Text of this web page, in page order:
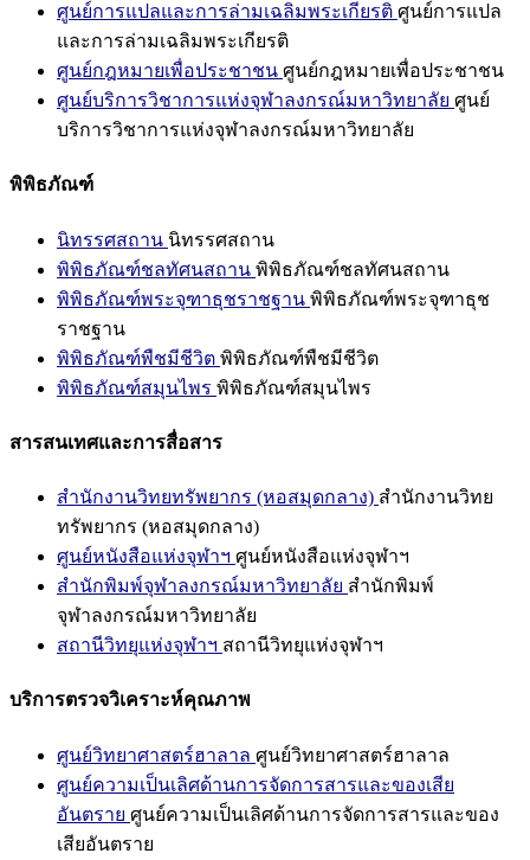
ศูนย์การแปลและการล่ามเฉลิมพระเกียรติ ศูนย์การแปล
และการล่ามเฉลิมพระเกียรติ
ศูนย์กฎหมายเพื่อประชาชน ศูนย์กฎหมายเพื่อประชาชน
ศูนย์บริการวิชาการแห่งจุฬาลงกรณ์มหาวิทยาลัย ศูนย์
บริการวิชาการแห่งจุฬาลงกรณ์มหาวิทยาลัย
พิพิธภัณฑ์
นิทรรศสถาน นิทรรศสถาน
พิพิธภัณฑ์ชลทัศนสถาน พิพิธภัณฑ์ชลทัศนสถาน
พิพิธภัณฑ์พระจุฑาธุชราชฐาน พิพิธภัณฑ์พระจุฑาธุช
ราชฐาน
พิพิธภัณฑ์พืชมีชีวิต พิพิธภัณฑ์พืชมีชีวิต
พิพิธภัณฑ์สมุนไพร พิพิธภัณฑ์สมุนไพร
สารสนเทศและการสื่อสาร
สำนักงานวิทยทรัพยากร (หอสมุดกลาง) สำนักงานวิทย
ทรัพยากร (หอสมุดกลาง)
ศูนย์หนังสือแห่งจุฬาฯ ศูนย์หนังสือแห่งจุฬาฯ
สำนักพิมพ์จุฬาลงกรณ์มหาวิทยาลัย สำนักพิมพ์
จุฬาลงกรณ์มหาวิทยาลัย
สถานีวิทยุแห่งจุฬาฯ สถานีวิทยุแห่งจุฬาฯ
บริการตรวจวิเคราะห์คุณภาพ
ศูนย์วิทยาศาสตร์ฮาลาล ศูนย์วิทยาศาสตร์ฮาลาล
ศูนย์ความเป็นเลิศด้านการจัดการสารและของเสีย
อันตราย ศูนย์ความเป็นเลิศด้านการจัดการสารและของ
เสียอันตราย